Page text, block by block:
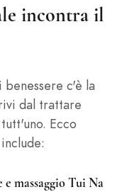
incontra il
c'è la
dal trattare
Ecco
massaggio Tui Na